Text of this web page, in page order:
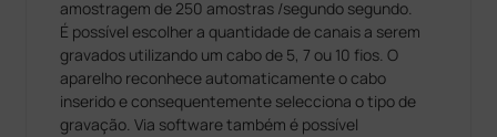
amostragem de 250 amostras /segundo segundo.
É possível escolher a quantidade de canais a serem
gravados utilizando um cabo de 5, 7 ou 10 fios. O
aparelho reconhece automaticamente o cabo
inserido e consequentemente selecciona o tipo de
gravação. Via software também é possível